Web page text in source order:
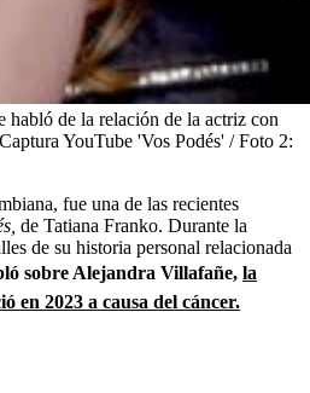
de la relación de la actriz con
YouTube 'Vos Podés' / Foto 2:
fue una de las recientes
de Tatiana Franko. Durante la
de su historia personal relacionada
sobre Alejandra Villafañe, la
en 2023 a causa del cáncer.